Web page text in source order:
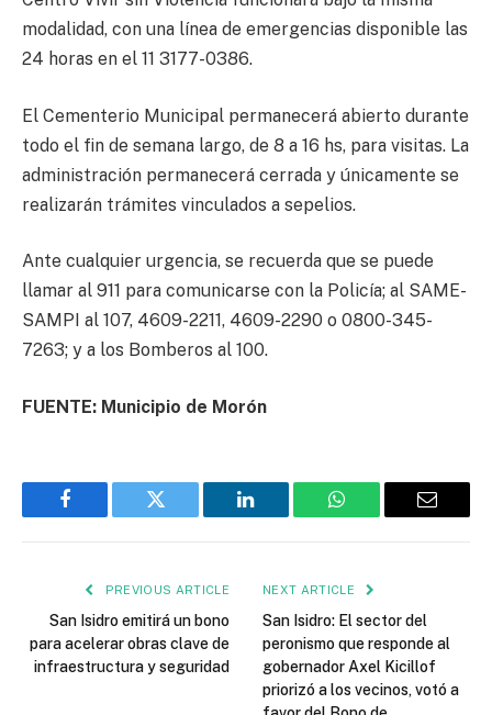
modalidad, con una línea de emergencias disponible las
24 horas en el 11 3177-0386.
El Cementerio Municipal permanecerá abierto durante
todo el fin de semana largo, de 8 a 16 hs, para visitas. La
administración permanecerá cerrada y únicamente se
realizarán trámites vinculados a sepelios.
Ante cualquier urgencia, se recuerda que se puede
llamar al 911 para comunicarse con la Policía; al SAME-
SAMPI al 107, 4609-2211, 4609-2290 o 0800-345-
7263; y a los Bomberos al 100.
FUENTE: Municipio de Morón
Facebook Twitter LinkedIn WhatsApp Email
PREVIOUS ARTICLE
San Isidro emitirá un bono
para acelerar obras clave de
infraestructura y seguridad
NEXT ARTICLE
San Isidro: El sector del
peronismo que responde al
gobernador Axel Kicillof
priorizó a los vecinos, votó a